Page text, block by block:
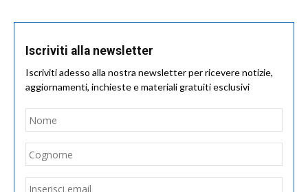
Iscriviti alla newsletter
Iscriviti adesso alla nostra newsletter per ricevere notizie,
aggiornamenti, inchieste e materiali gratuiti esclusivi
Nome
Email